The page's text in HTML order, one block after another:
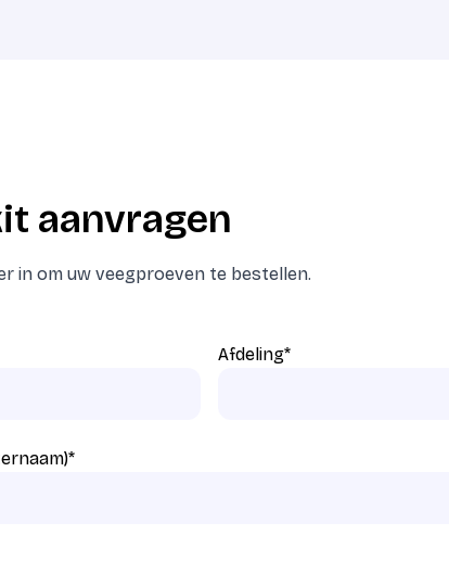
aanvragen
in om uw veegproeven te bestellen.
Afdeling*
*